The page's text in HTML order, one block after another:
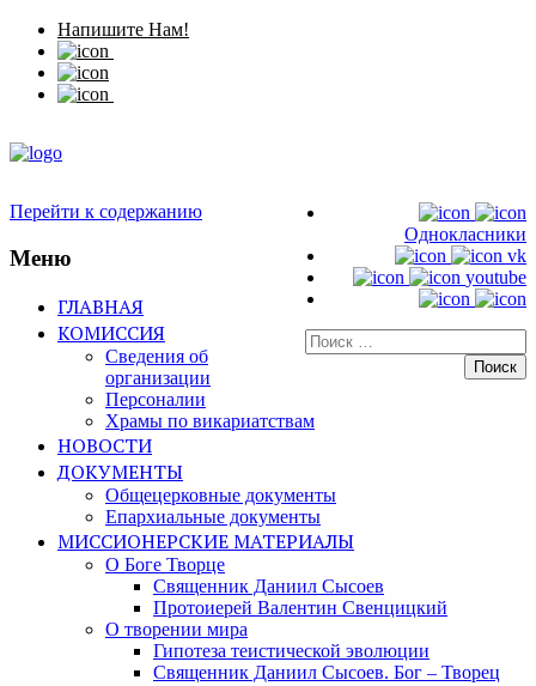
Напишите Нам!
Однокласники
vk
youtube
Искать:
Перейти к содержанию
Меню
ГЛАВНАЯ
КОМИССИЯ
Сведения об
организации
Персоналии
Храмы по викариатствам
НОВОСТИ
ДОКУМЕНТЫ
Общецерковные документы
Епархиальные документы
МИССИОНЕРСКИЕ МАТЕРИАЛЫ
О Боге Творце
Священник Даниил Сысоев
Протоиерей Валентин Свенцицкий
О творении мира
Гипотеза теистической эволюции
Священник Даниил Сысоев. Бог – Творец